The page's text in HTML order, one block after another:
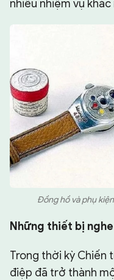
nhiều nhiệm vụ khác
Đồng hồ và phụ
Những thiết bị
Trong thời kỳ Chiến
điệp đã trở thành